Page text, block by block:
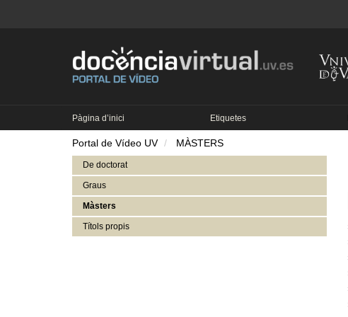
Pàgina d’inici Etiquetes
Portal de Vídeo UV MÀSTERS
De doctorat
Graus
Màsters
Títols propis